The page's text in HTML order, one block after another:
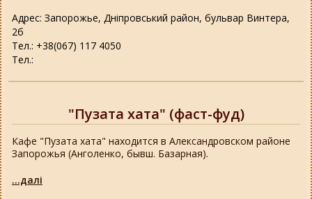
Адрес: Запорожье, Дніпровський район, бульвар Винтера,
2б
Тел.: +38(067) 117 4050
Тел.:
"Пузата хата" (фаст-фуд)
Кафе "Пузата хата" находится в Александровском районе
Запорожья (Анголенко, бывш. Базарная).
...далі